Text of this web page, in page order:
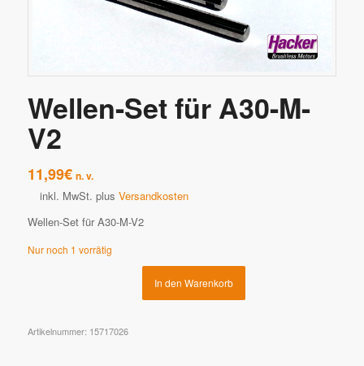
Wellen-Set für A30-M-
V2
11,99€ n. v.
inkl. MwSt. plus Versandkosten
Wellen-Set für A30-M-V2
Nur noch 1 vorrätig
In den Warenkorb
Artikelnummer: 15717026